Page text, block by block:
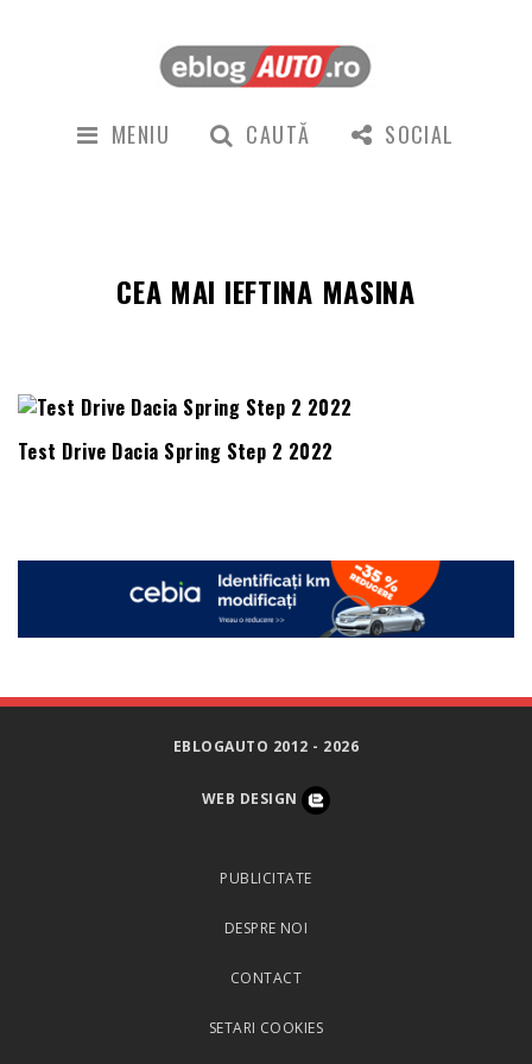
MENIU CAUTĂ SOCIAL
CEA MAI IEFTINA MASINA
Test Drive Dacia Spring Step 2 2022
EBLOGAUTO 2012 - 2026
WEB DESIGN
PUBLICITATE
DESPRE NOI
CONTACT
SETARI COOKIES